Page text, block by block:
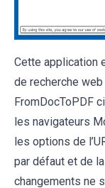
Cette application
de recherche
FromDocToPDF
les navigateurs
les options de
par défaut et de
changements ne